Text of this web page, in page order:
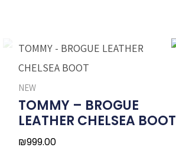
NEW
TOMMY – BROGUE
LEATHER CHELSEA BOOT
₪999.00